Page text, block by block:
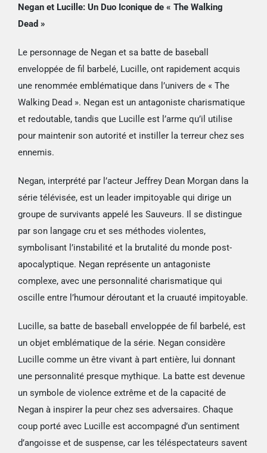
Negan et Lucille: Un Duo Iconique de « The Walking
Dead »
Le personnage de Negan et sa batte de baseball
enveloppée de fil barbelé, Lucille, ont rapidement acquis
une renommée emblématique dans l’univers de « The
Walking Dead ». Negan est un antagoniste charismatique
et redoutable, tandis que Lucille est l’arme qu’il utilise
pour maintenir son autorité et instiller la terreur chez ses
ennemis.
Negan, interprété par l’acteur Jeffrey Dean Morgan dans la
série télévisée, est un leader impitoyable qui dirige un
groupe de survivants appelé les Sauveurs. Il se distingue
par son langage cru et ses méthodes violentes,
symbolisant l’instabilité et la brutalité du monde post-
apocalyptique. Negan représente un antagoniste
complexe, avec une personnalité charismatique qui
oscille entre l’humour déroutant et la cruauté impitoyable.
Lucille, sa batte de baseball enveloppée de fil barbelé, est
un objet emblématique de la série. Negan considère
Lucille comme un être vivant à part entière, lui donnant
une personnalité presque mythique. La batte est devenue
un symbole de violence extrême et de la capacité de
Negan à inspirer la peur chez ses adversaires. Chaque
coup porté avec Lucille est accompagné d’un sentiment
d’angoisse et de suspense, car les téléspectateurs savent